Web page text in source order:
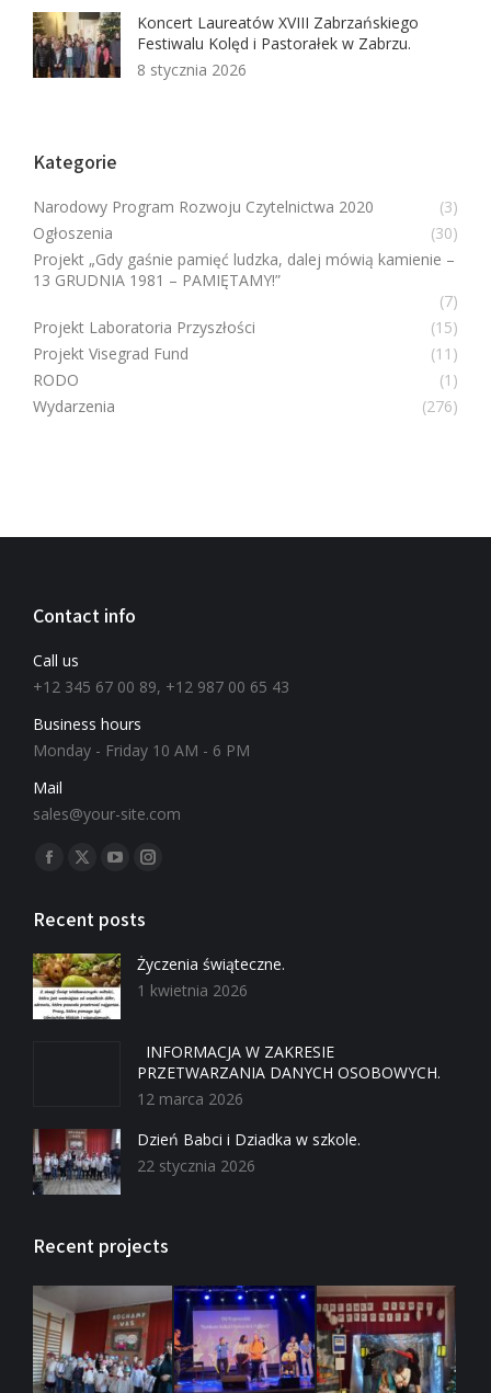
Koncert Laureatów XVIII Zabrzańskiego
Festiwalu Kolęd i Pastorałek w Zabrzu.
8 stycznia 2026
Kategorie
Narodowy Program Rozwoju Czytelnictwa 2020
(3)
Ogłoszenia
(30)
Projekt „Gdy gaśnie pamięć ludzka, dalej mówią kamienie –
13 GRUDNIA 1981 – PAMIĘTAMY!”
(7)
Projekt Laboratoria Przyszłości
(15)
Projekt Visegrad Fund
(11)
RODO
(1)
Wydarzenia
(276)
Contact info
Call us
+12 345 67 00 89, +12 987 00 65 43
Business hours
Monday - Friday 10 AM - 6 PM
Mail
sales@your-site.com
Znajdź nas na:
Recent posts
Życzenia świąteczne.
1 kwietnia 2026
INFORMACJA W ZAKRESIE
PRZETWARZANIA DANYCH OSOBOWYCH.
12 marca 2026
Dzień Babci i Dziadka w szkole.
22 stycznia 2026
Recent projects